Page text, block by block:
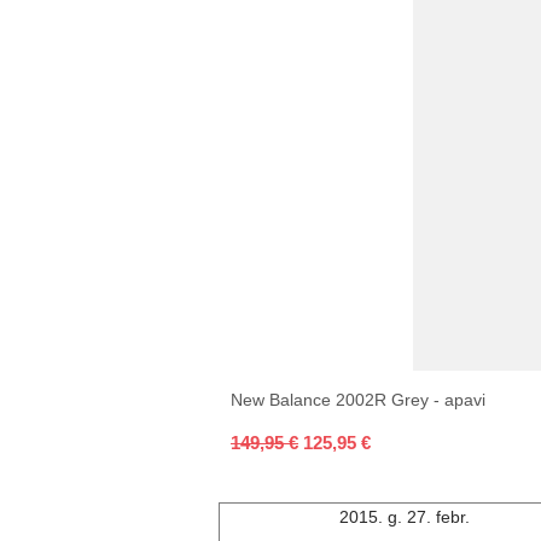
New Balance 2002R Grey - apavi
Parastā cena
149,95 € Izpārdošanas cena
125,95 €
2015. g. 27. febr.